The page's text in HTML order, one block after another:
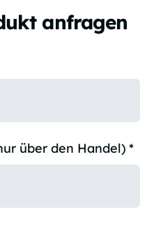
anfragen
über den Handel) *